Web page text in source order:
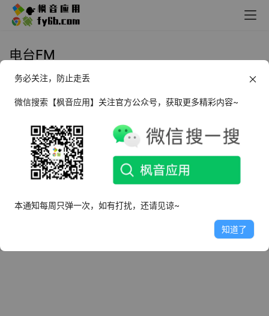
电台FM
Android 听伴_v2.4.2 纯净版 原考
拉FM
2023年2月23日
务必关注，防止走丢
微信搜索【枫音应用】关注官方公众号，获取更多精彩内容~
本通知每周只弹一次，如有打扰，还请见谅~
知道了